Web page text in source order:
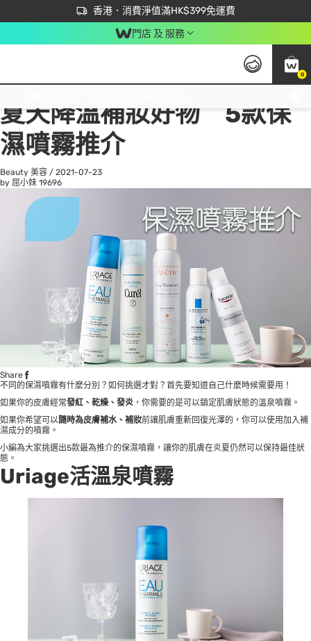
香港．消費淨值滿HK$399免運費
立即成為易賞錢會員盡享獨家優惠
首次APP下單買滿$450 輸入 NEWAPP 即減$50
門店 及 服務
0
All
夏天降溫補妝好物 5款保
濕噴霧推介
Beauty 美容 / 2021-07-23
by 屈小妹 19696
Share
不同的保濕噴霧有什麼分別？如何挑選才對？首先要知道自己什麼時候需要用！
如果你的皮膚經常發紅、乾燥、發炎 ，你需要的是可以鎮定肌膚狀態的溫泉噴霧。
如果你希望可以 隨時為皮膚補水、補妝前讓肌膚重新回復光澤的，你可以使用加入補
濕成分的噴霧。
小編為大家挑選出5款最為推介的保濕噴霧，讓你的肌膚在炎夏仍然可以保持最佳狀
態。
Uriage活溫泉噴霧